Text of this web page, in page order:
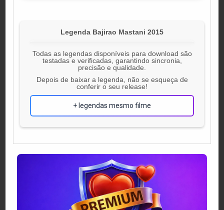
Legenda Bajirao Mastani 2015
Todas as legendas disponíveis para download são
testadas e verificadas, garantindo sincronia,
precisão e qualidade.
Depois de baixar a legenda, não se esqueça de
conferir o seu release!
+ legendas mesmo filme